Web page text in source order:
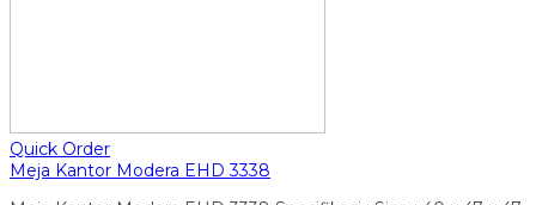
Quick Order
Meja Kantor Modera EHD 3338